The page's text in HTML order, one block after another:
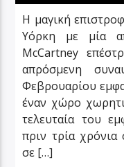
Η μαγική
Υόρκη με μία
McCartney
απρόσμενη
Φεβρουαρίου
έναν χώρο
τελευταία του
πριν τρία
σε […]